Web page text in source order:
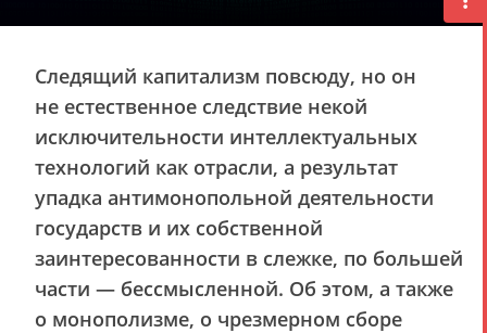
Следящий капитализм повсюду, но он
не естественное следствие некой
исключительности интеллектуальных
технологий как отрасли, а результат
упадка антимонопольной деятельности
государств и их собственной
заинтересованности в слежке, по большей
части — бессмысленной. Об этом, а также
о монополизме, о чрезмерном сборе